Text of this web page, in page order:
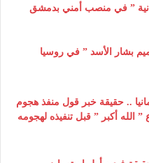
” في منصب أمني بدمشق
بشار الأسد ” في روسيا
.. حقيقة خبر قول منفذ هجوم
” الله أكبر ” قبل تنفيذه لهجومه